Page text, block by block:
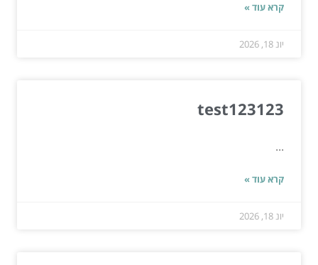
קרא עוד »
יונ 18, 2026
test123123
...
קרא עוד »
יונ 18, 2026